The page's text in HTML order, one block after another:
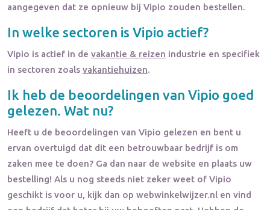
aangegeven dat ze opnieuw bij Vipio zouden bestellen.
In welke sectoren is Vipio actief?
Vipio is actief in de vakantie & reizen industrie en specifiek
in sectoren zoals vakantiehuizen.
Ik heb de beoordelingen van Vipio goed
gelezen. Wat nu?
Heeft u de beoordelingen van Vipio gelezen en bent u
ervan overtuigd dat dit een betrouwbaar bedrijf is om
zaken mee te doen? Ga dan naar de website en plaats uw
bestelling! Als u nog steeds niet zeker weet of Vipio
geschikt is voor u, kijk dan op webwinkelwijzer.nl en vind